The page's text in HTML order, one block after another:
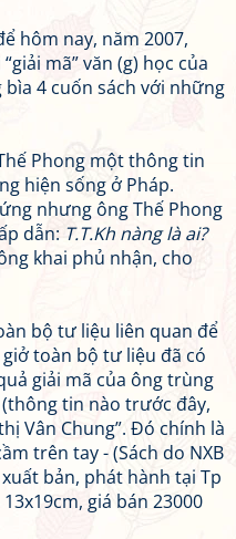
hôm nay, năm 2007,
mã” văn (g) học của
4 cuốn sách với những
Phong một thông tin
hiện sống ở Pháp.
nhưng ông Thế Phong
dẫn: T.T.Kh nàng là ai?
khai phủ nhận, cho
bộ tư liệu liên quan để
toàn bộ tư liệu đã có
giải mã của ông trùng
tin nào trước đây,
Vân Chung”. Đó chính là
trên tay - (Sách do NXB
bản, phát hành tại Tp
giá bán 23000